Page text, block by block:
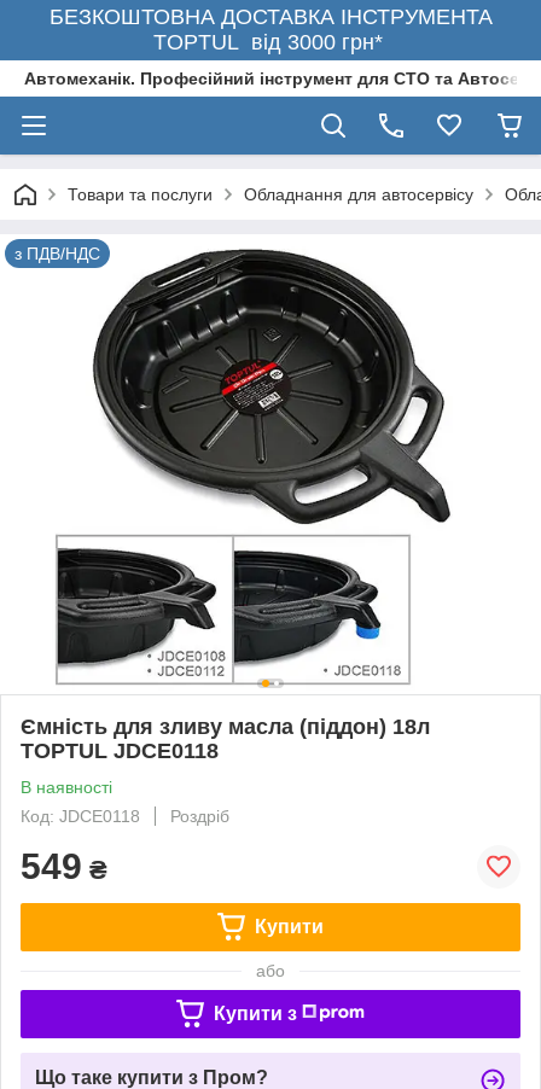
БЕЗКОШТОВНА ДОСТАВКА ІНСТРУМЕНТА
TOPTUL від 3000 грн*
Автомеханік. Професійний інструмент для СТО та
Товари та послуги Обладнання для автосервісу
з ПДВ/НДС
Ємність для зливу масла (піддон) 18л
TOPTUL JDCE0118
В наявності
Код: JDCE0118
Роздріб
549 ₴
Купити
або
Купити з
Що таке купити з Пром?